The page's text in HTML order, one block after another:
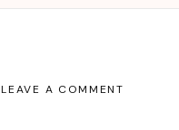
LEAVE A COMMENT